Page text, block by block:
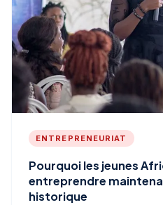
ENTREPRENEURIAT
Pourquoi les jeunes
entreprendre
historique